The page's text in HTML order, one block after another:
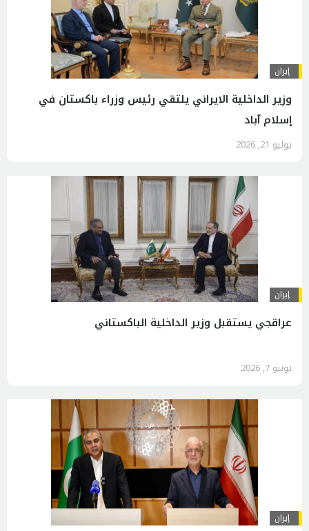
إيران
وزير الداخلية الايراني يلتقي رئيس وزراء باكستان في
إسلام آباد
يوليو 21, 2026
إيران
عراقجي یستقبل وزير الداخلية الباكستاني
يونيو 7, 2026
إيران